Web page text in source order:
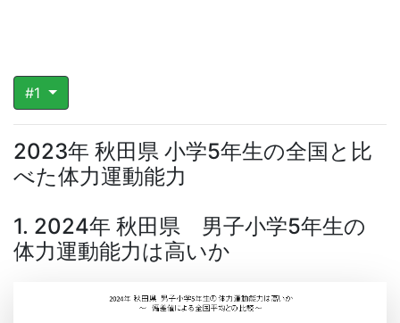
#1
2023年 秋田県 小学5年生の全国と比
べた体力運動能力
1. 2024年 秋田県 男子小学5年生の
体力運動能力は高いか